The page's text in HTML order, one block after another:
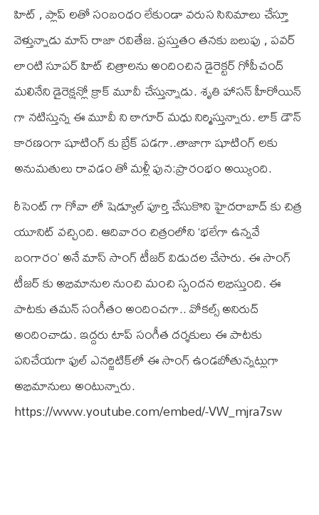
హిట్ , ప్లాప్ లతో సంబంధం లేకుండా వరుస సినిమాలు చేస్తూ
వెళ్తున్నాడు మాస్ రాజా రవితేజ. ప్రస్తుతం తనకు బలుపు , పవర్
లాంటి సూపర్ హిట్ చిత్రాలను అందించిన డైరెక్టర్ గోపీచంద్
మలినేని డైరెక్షన్లో క్రాక్ మూవీ చేస్తున్నాడు. శృతి హాసన్ హీరోయిన్
గా నటిస్తున్న ఈ మూవీ ని ఠాగూర్ మధు నిర్మిస్తున్నారు. లాక్ డౌన్
కారణంగా షూటింగ్ కు బ్రేక్ పడగా..తాజాగా షూటింగ్ లకు
అనుమతులు రావడం తో మళ్లీ పున:ప్రారంభం అయ్యింది.
రీసెంట్ గా గోవా లో షెడ్యూల్ పూర్తి చేసుకొని హైదరాబాద్ కు చిత్ర
యూనిట్ వచ్చింది. ఆదివారం చిత్రంలోని ‘భలేగా ఉన్నవే
బంగారం’ అనే మాస్ సాంగ్ టీజర్ విడుదల చేసారు. ఈ సాంగ్
టీజర్ కు అభిమానుల నుంచి మంచి స్పందన లభిస్తుంది. ఈ
పాటకు తమన్ సంగీతం అందించగా.. వోకల్స్ అనిరుద్
అందించాడు. ఇద్దరు టాప్ సంగీత దర్శకులు ఈ పాటకు
పనిచేయగా ఫుల్ ఎనర్జిటిక్‏లో ఈ సాంగ్ ఉండబోతున్నట్లుగా
అభిమానులు అంటున్నారు.
https://www.youtube.com/embed/-VW_mjra7sw